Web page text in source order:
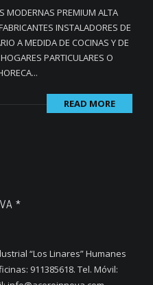
MODERNAS PREMIUM ALTA
INSTALADORES DE
A MEDIDA DE COCINAS Y DE
PARTICULARES O
READ MORE
*
“Los Linares” Humanes
911385618. Tel. Móvil: